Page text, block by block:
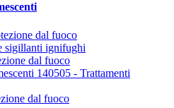
dal fuoco
sigillanti ignifughi
dal fuoco
140505 - Trattamenti
dal fuoco